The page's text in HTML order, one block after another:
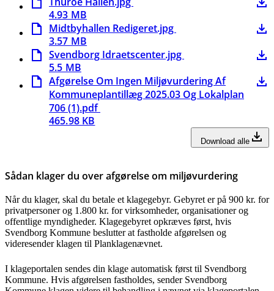
4.93 MB
Midtbyhallen Redigeret.jpg
3.57 MB
Svendborg Idraetscenter.jpg
5.5 MB
Afgørelse Om Ingen Miljøvurdering Af
Kommuneplantillæg 2025.03 Og Lokalplan
706 (1).pdf
465.98 KB
Download alle
Sådan klager du over afgørelse om miljøvurdering
Når du klager, skal du betale et klagegebyr. Gebyret er på 900 kr. for
privatpersoner og 1.800 kr. for virksomheder, organisationer og
offentlige myndigheder. Klagegebyret opkræves først, hvis
Svendborg Kommune beslutter at fastholde afgørelsen og
videresender klagen til Planklagenævnet.
I klageportalen sendes din klage automatisk først til Svendborg
Kommune. Hvis afgørelsen fastholdes, sender Svendborg